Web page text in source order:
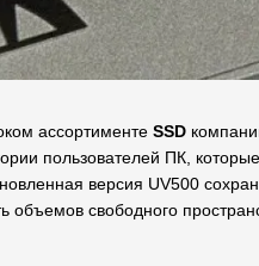
ассортименте SSD
пользователей ПК,
версия UV500
объемов свободного